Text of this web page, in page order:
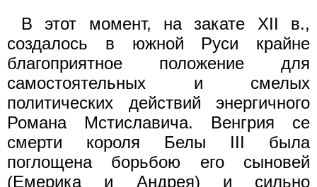
В этот момент, на закате XII в.,
создалось в южной Руси крайне
благоприятное положение для
самостоятельных и смелых
политических действий энергичного
Романа Мстиславича. Венгрия се
смерти короля Белы III была
поглощена борьбою его сыновей
(Емерика и Андрея) и сильно